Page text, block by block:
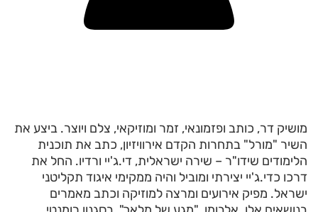
מושיק דר, כותב ופזמונאי, זמר ומוזיקאי, צלם ויוצר. ביצע את
השיר "מורל" בתחרות הקדם אירוויזיון, כתב את תוכנית
הלימודים שידו"ר – שירה ישראלית, די.ג'יי ורדיו. החל את
דרכו כדי.ג'יי יצירתי ומוביל והיה ממקימי איגוד תקליטני
ישראל. מפיק אירועים ומרצה למוזיקה וכתב מאמרים